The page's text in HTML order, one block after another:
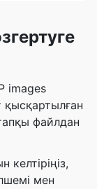
images
қысқартылған
файлдан
келтіріңіз,
мен